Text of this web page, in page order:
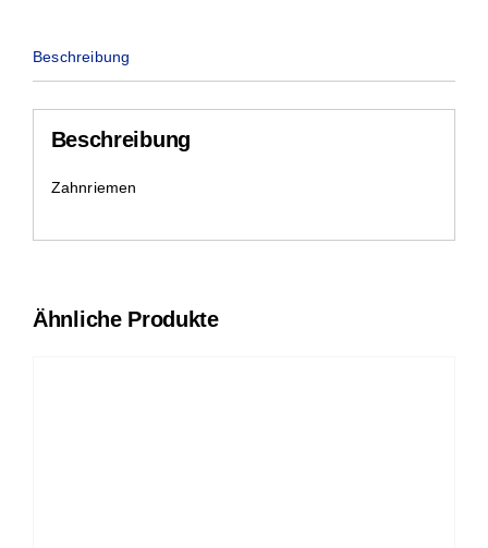
Beschreibung
Beschreibung
Zahnriemen
Ähnliche Produkte